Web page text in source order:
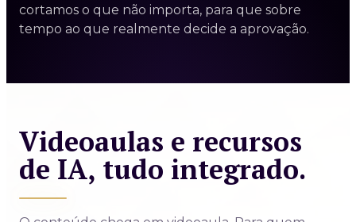
cortamos o que não importa, para que sobre
tempo ao que realmente decide a aprovação.
Videoaulas e recursos
de IA, tudo integrado.